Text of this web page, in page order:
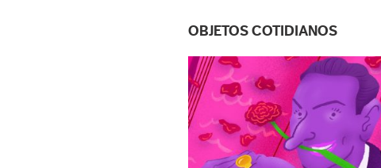
OBJETOS COTIDIANOS